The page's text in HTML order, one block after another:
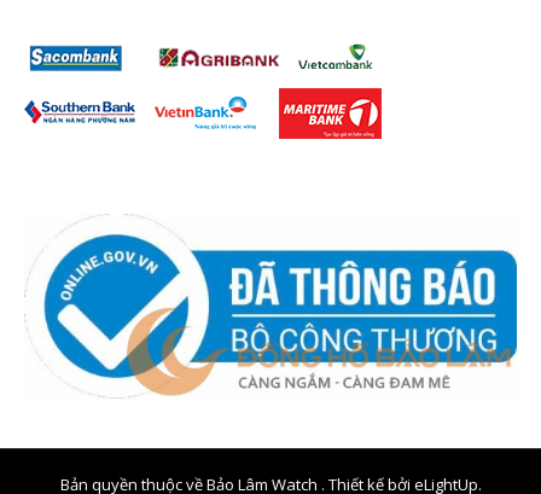
Bản quyền thuộc về Bảo Lâm Watch . Thiết kế bởi eLightUp.